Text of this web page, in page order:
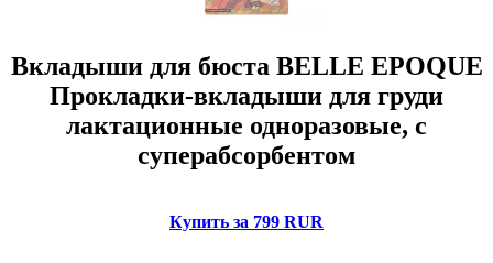
Вкладыши для бюста BELLE EPOQUE
Прокладки-вкладыши для груди
лактационные одноразовые, с
суперабсорбентом
Купить за 799 RUR